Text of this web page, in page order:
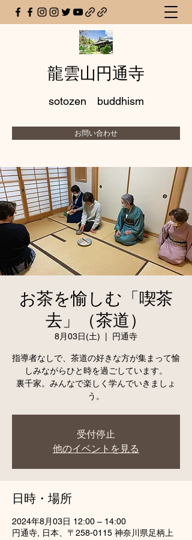
龍雲山円通寺
sotozen buddhism
お問い合わせ
お茶を愉しむ「喫茶
去」（茶道）
8月03日(土) 円通寺
指導者なしで、茶道の好きな方が集まって愉
しみながらひと時を過ごしています。
裏千家。みんなで楽しく学んでいきましょ
受付停止
他のイベントを見る
日時・場所
2024年8月03日 12:00 – 14:00
円通寺, 日本、〒258-0115 神奈川県足柄上